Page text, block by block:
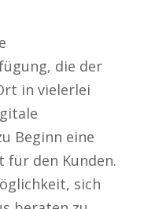
die der
in vielerlei
Beginn eine
für den Kunden.
sich